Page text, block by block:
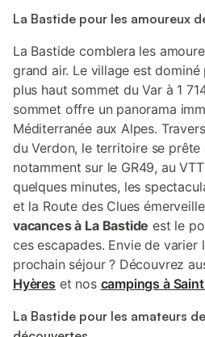
La Bastide pour les amoureux
La Bastide comblera les
grand air. Le village est dominé
plus haut sommet du Var à 1
sommet offre un panorama
Méditerranée aux Alpes.
du Verdon, le territoire se prête
notamment sur le GR49, au
quelques minutes, les
et la Route des Clues
vacances à La Bastide est le
ces escapades. Envie de varier
prochain séjour ? Découvrez
Hyères et nos campings à
La Bastide pour les amateurs